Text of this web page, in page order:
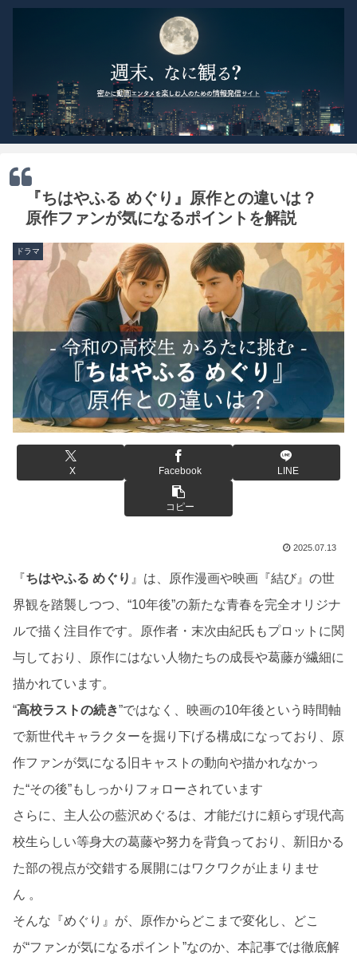
『ちはやふる めぐり』原作との違いは？
原作ファンが気になるポイントを解説
ドラマ
X Facebook LINE
コピー
2025.07.13
『ちはやふる めぐり 』は、原作漫画や映画『結び』の世
界観を踏襲しつつ、“10年後”の新たな青春を完全オリジナ
ルで描く注目作です。原作者・末次由紀氏もプロットに関
与しており、原作にはない人物たちの成長や葛藤が繊細に
描かれています。
“高校ラストの続き”ではなく、映画の10年後という時間軸
で新世代キャラクターを掘り下げる構成になっており、原
作ファンが気になる旧キャストの動向や描かれなかっ
た“その後”もしっかりフォローされています
さらに、主人公の藍沢めぐるは、才能だけに頼らず現代高
校生らしい等身大の葛藤や努力を背負っており、新旧かる
た部の視点が交錯する展開にはワクワクが止まりませ
ん 。
そんな『めぐり』が、原作からどこまで変化し、どこ
が“ファンが気になるポイント”なのか、本記事では徹底解